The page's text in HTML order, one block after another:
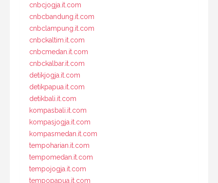
cnbcjogja.it.com
cnbcbandung.it.com
cnbclampung.it.com
cnbckaltim.it.com
cnbcmedan.it.com
cnbckalbar.it.com
detikjogja.it.com
detikpapua.it.com
detikbali.it.com
kompasbali.it.com
kompasjogja.it.com
kompasmedan.it.com
tempoharian.it.com
tempomedan.it.com
tempojogja.it.com
tempopapua.it.com